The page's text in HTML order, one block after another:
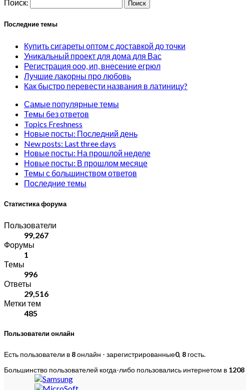
Поиск:
Последние темы
Купить сигареты оптом с доставкой до точки
Уникальный проект для дома для Вас
Регистрация ооо, ип, внесение егрюл
Лучшие лакорны про любовь
Как быстро перевести названия в латиницу?
Самые популярные темы
Темы без ответов
Topics Freshness
Новые посты: Последний день
New posts: Last three days
Новые посты: На прошлой неделе
Новые посты: В прошлом месяце
Темы с большинством ответов
Последние темы
Статистика форума
Пользователи
99,267
Форумы
1
Темы
996
Ответы
29,516
Метки тем
485
Пользователи онлайн
Есть пользователи в 8онлайн - зарегистрированные0, 8 гость.
Большинство пользователей когда-либо пользовались интернетом в 1208